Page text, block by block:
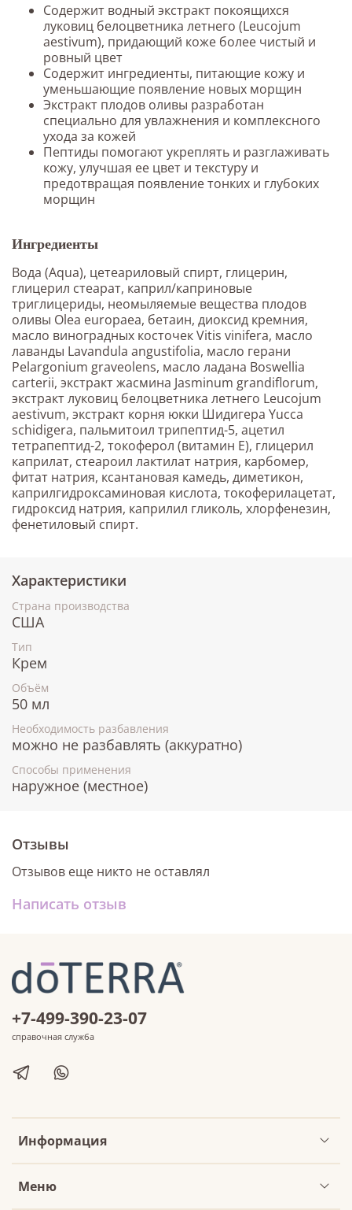
Содержит водный экстракт покоящихся
луковиц белоцветника летнего (Leucojum
aestivum), придающий коже более чистый и
ровный цвет
Содержит ингредиенты, питающие кожу и
уменьшающие появление новых морщин
Экстракт плодов оливы разработан
специально для увлажнения и комплексного
ухода за кожей
Пептиды помогают укреплять и разглаживать
кожу, улучшая ее цвет и текстуру и
предотвращая появление тонких и глубоких
морщин
Ингредиенты
Вода (Aqua), цетеариловый спирт, глицерин,
глицерил стеарат, каприл/каприновые
триглицериды, неомыляемые вещества плодов
оливы Olea europaea, бетаин, диоксид кремния,
масло виноградных косточек Vitis vinifera, масло
лаванды Lavandula angustifolia, масло герани
Pelargonium graveolens, масло ладана Boswellia
carterii, экстракт жасмина Jasminum grandiflorum,
экстракт луковиц белоцветника летнего Leucojum
aestivum, экстракт корня юкки Шидигера Yucca
schidigera, пальмитоил трипептид-5, ацетил
тетрапептид-2, токоферол (витамин Е), глицерил
каприлат, стеароил лактилат натрия, карбомер,
фитат натрия, ксантановая камедь, диметикон,
каприлгидроксаминовая кислота, токоферилацетат,
гидроксид натрия, каприлил гликоль, хлорфенезин,
фенетиловый спирт.
Характеристики
Страна производства
США
Тип
Крем
Объём
50 мл
Необходимость разбавления
можно не разбавлять (аккуратно)
Способы применения
наружное (местное)
Отзывы
Отзывов еще никто не оставлял
Написать отзыв
Информация
Меню
+7-499-390-23-07
справочная служба